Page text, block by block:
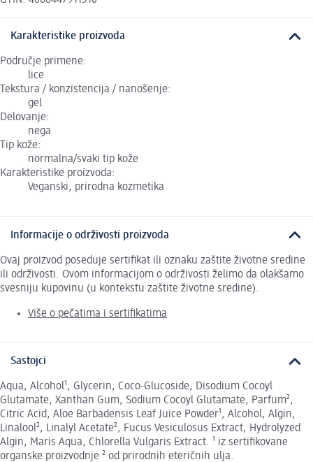
Karakteristike proizvoda
Područje primene:
lice
Tekstura / konzistencija / nanošenje:
gel
Delovanje:
nega
Tip kože:
normalna/svaki tip kože
Karakteristike proizvoda:
Veganski, prirodna kozmetika
Informacije o održivosti proizvoda
Ovaj proizvod poseduje sertifikat ili oznaku zaštite životne sredine
ili održivosti. Ovom informacijom o održivosti želimo da olakšamo
svesniju kupovinu (u kontekstu zaštite životne sredine).
Više o pečatima i sertifikatima
Sastojci
Aqua, Alcohol¹, Glycerin, Coco-Glucoside, Disodium Cocoyl
Glutamate, Xanthan Gum, Sodium Cocoyl Glutamate, Parfum²,
Citric Acid, Aloe Barbadensis Leaf Juice Powder¹, Alcohol, Algin,
Linalool², Linalyl Acetate², Fucus Vesiculosus Extract, Hydrolyzed
Algin, Maris Aqua, Chlorella Vulgaris Extract. ¹ iz sertifikovane
organske proizvodnje ² od prirodnih eteričnih ulja.